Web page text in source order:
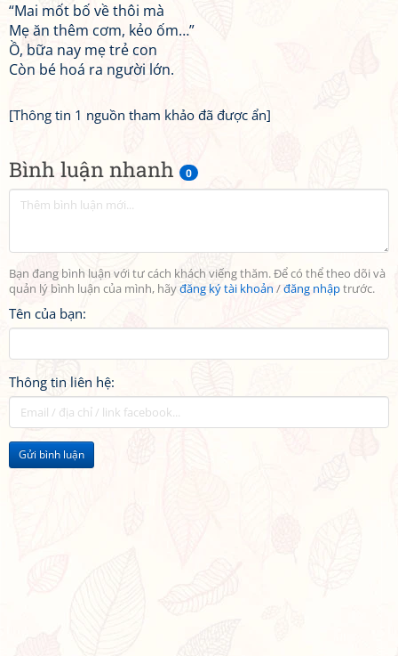
Bình luận nhanh 0
Bạn đang bình luận với tư cách khách viếng thăm. Để có thể theo dõi và
quản lý bình luận của mình, hãyđăng ký tài khoản /đăng nhậptrước.
Tên của bạn:
Thông tin liên hệ:
Gửi bình luận
“Mai mốt bố về thôi mà
Mẹ ăn thêm cơm, kẻo ốm…”
Ồ, bữa nay mẹ trẻ con
Còn bé hoá ra người lớn.
[Thông tin 1 nguồn tham khảo đã được ẩn]